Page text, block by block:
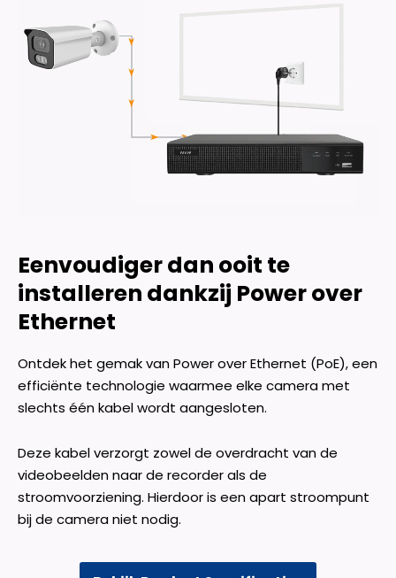
2K
Wit
Eenvoudiger dan ooit te
installeren dankzij Power over
Ethernet
Ontdek het gemak van Power over Ethernet (PoE), een
efficiënte technologie waarmee elke camera met
slechts één kabel wordt aangesloten.
Deze kabel verzorgt zowel de overdracht van de
videobeelden naar de recorder als de
stroomvoorziening. Hierdoor is een apart stroompunt
bij de camera niet nodig.